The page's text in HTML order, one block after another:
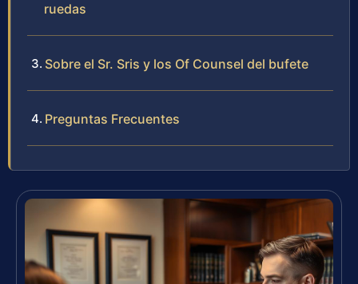
ruedas
Sobre el Sr. Sris y los Of Counsel del bufete
Preguntas Frecuentes